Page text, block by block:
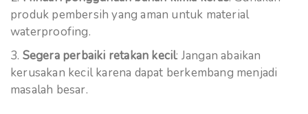
produk pembersih yang aman untuk material
waterproofing.
Segera perbaiki retakan kecil: Jangan abaikan
kerusakan kecil karena dapat berkembang menjadi
masalah besar.